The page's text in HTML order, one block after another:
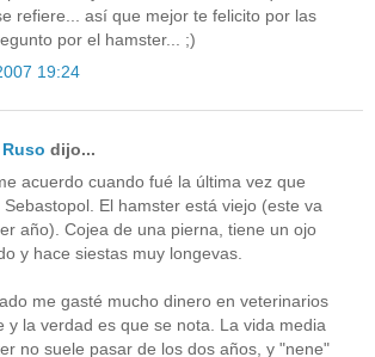
refiere... así que mejor te felicito por las
por el hamster... ;)
19:24
dijo...
acuerdo cuando fué la última vez que
El hamster está viejo (este va
año). Cojea de una pierna, tiene un ojo
y hace siestas muy longevas.
me gasté mucho dinero en veterinarios
y la verdad es que se nota. La vida media
no suele pasar de los dos años, y "nene"